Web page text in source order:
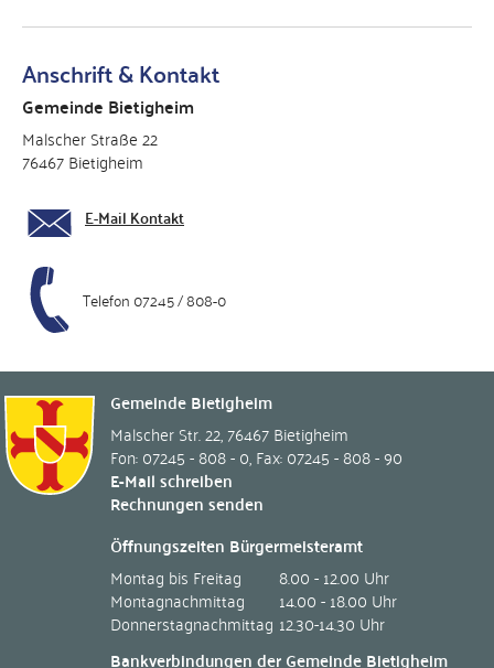
Anschrift & Kontakt
Gemeinde Bietigheim
Malscher Straße 22
76467 Bietigheim
E-Mail Kontakt
Telefon 07245 / 808-0
Gemeinde Bietigheim
Malscher Str. 22,76467Bietigheim
Fon: 07245 - 808 - 0,Fax: 07245 - 808 - 90
E-Mail schreiben
Rechnungen senden
Öffnungszeiten Bürgermeisteramt
Montag bis Freitag
8.00 - 12.00 Uhr
Montagnachmittag
14.00 - 18.00 Uhr
Donnerstagnachmittag 12.30-14.30 Uhr
Bankverbindungen der Gemeinde Bietigheim